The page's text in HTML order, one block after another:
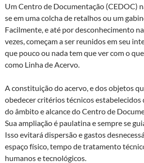
Um Centro de Documentação (CEDOC)
se em uma colcha de retalhos ou um
Facilmente, e até por desconhecimento
vezes, começam a ser reunidos em seu
que pouco ou nada tem que ver com o
como Linha de Acervo.
A constituição do acervo, e dos objetos
obedecer critérios técnicos estabelecidos
do âmbito e alcance do Centro de
Sua ampliação é paulatina e sempre se
Isso evitará dispersão e gastos
espaço físico, tempo de tratamento
humanos e tecnológicos.